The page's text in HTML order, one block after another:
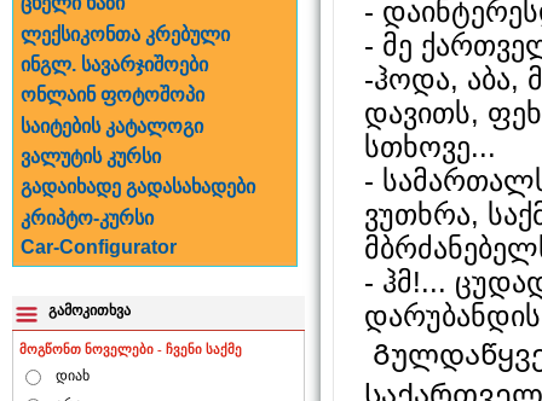
ლექსიკონთა კრებული
ინგლ. სავარჯიშოები
ონლაინ ფოტოშოპი
საიტების კატალოგი
ვალუტის კურსი
გადაიხადე გადასახადები
კრიპტო-კურსი
Car-Configurator
გამოკითხვა
მოგწონთ ნოველები - ჩვენი საქმე
დიახ
-
- მე
-ჰოდა, აბა,
დავითს,
სთხოვე...
-
ვუთხრა,
- ჰმ!...